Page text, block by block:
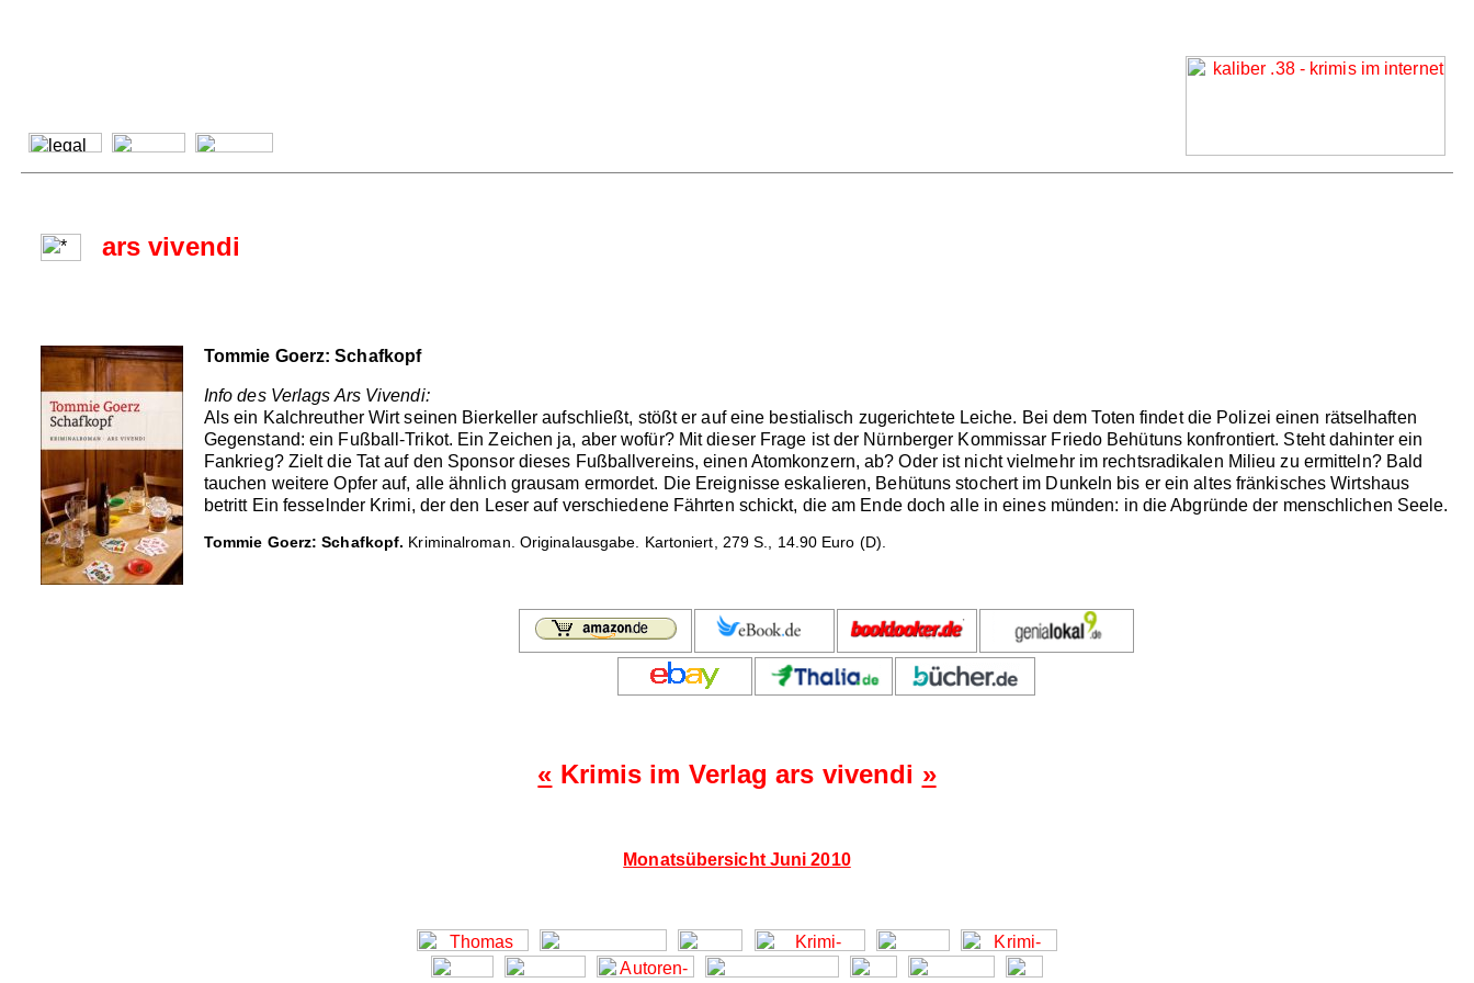
ars vivendi
Tommie Goerz: Schafkopf
Info des Verlags Ars Vivendi:
Als ein Kalchreuther Wirt seinen Bierkeller aufschließt, stößt er auf eine bestialisch zugerichtete Leiche. Bei dem Toten findet die Polizei einen rätselhaften
Gegenstand: ein Fußball-Trikot. Ein Zeichen ja, aber wofür? Mit dieser Frage ist der Nürnberger Kommissar Friedo Behütuns konfrontiert. Steht dahinter ein
Fankrieg? Zielt die Tat auf den Sponsor dieses Fußballvereins, einen Atomkonzern, ab? Oder ist nicht vielmehr im rechtsradikalen Milieu zu ermitteln? Bald
tauchen weitere Opfer auf, alle ähnlich grausam ermordet. Die Ereignisse eskalieren, Behütuns stochert im Dunkeln bis er ein altes fränkisches Wirtshaus
betritt Ein fesselnder Krimi, der den Leser auf verschiedene Fährten schickt, die am Ende doch alle in eines münden: in die Abgründe der menschlichen Seele.
Tommie Goerz: Schafkopf. Kriminalroman. Originalausgabe. Kartoniert, 279 S., 14.90 Euro (D).
« Krimis im Verlag ars vivendi »
Monatsübersicht Juni 2010